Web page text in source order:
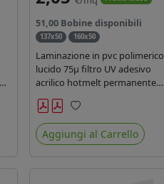
51,00 Bobine disponibili
137x50 160x50
Laminazione in pvc polimerico
lucido 75µ filtro UV adesivo
acrilico hotmelt permanente
specifico per stampe con
inchiostri UV durata 7 anni
indoor e 5 outdoor. Dotato di
certificato ignifugo Bs1d0.
Preferiti
Aggiungi al Carrello